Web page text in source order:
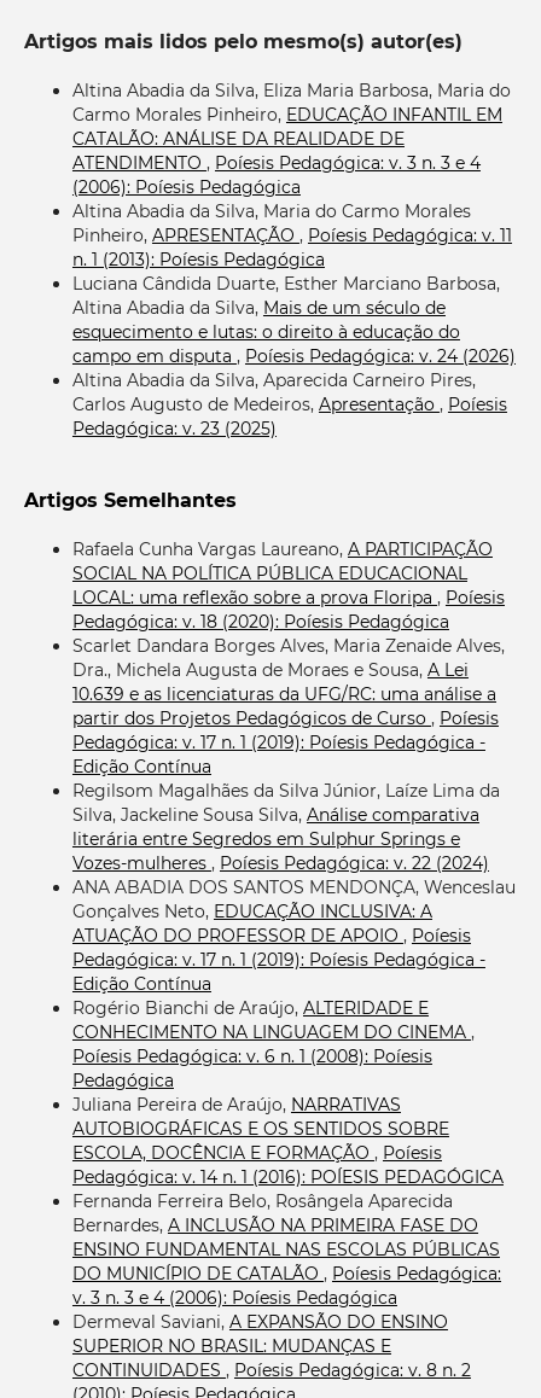
Artigos mais lidos pelo mesmo(s) autor(es)
Altina Abadia da Silva, Eliza Maria Barbosa, Maria do
Carmo Morales Pinheiro, EDUCAÇÃO INFANTIL EM
CATALÃO: ANÁLISE DA REALIDADE DE
ATENDIMENTO , Poíesis Pedagógica: v. 3 n. 3 e 4
(2006): Poíesis Pedagógica
Altina Abadia da Silva, Maria do Carmo Morales
Pinheiro, APRESENTAÇÃO , Poíesis Pedagógica: v. 11
n. 1 (2013): Poíesis Pedagógica
Luciana Cândida Duarte, Esther Marciano Barbosa,
Altina Abadia da Silva, Mais de um século de
esquecimento e lutas: o direito à educação do
campo em disputa , Poíesis Pedagógica: v. 24 (2026)
Altina Abadia da Silva, Aparecida Carneiro Pires,
Carlos Augusto de Medeiros, Apresentação , Poíesis
Pedagógica: v. 23 (2025)
Artigos Semelhantes
Rafaela Cunha Vargas Laureano, A PARTICIPAÇÃO
SOCIAL NA POLÍTICA PÚBLICA EDUCACIONAL
LOCAL: uma reflexão sobre a prova Floripa , Poíesis
Pedagógica: v. 18 (2020): Poíesis Pedagógica
Scarlet Dandara Borges Alves, Maria Zenaide Alves,
Dra., Michela Augusta de Moraes e Sousa, A Lei
10.639 e as licenciaturas da UFG/RC: uma análise a
partir dos Projetos Pedagógicos de Curso , Poíesis
Pedagógica: v. 17 n. 1 (2019): Poíesis Pedagógica -
Edição Contínua
Regilsom Magalhães da Silva Júnior, Laíze Lima da
Silva, Jackeline Sousa Silva, Análise comparativa
literária entre Segredos em Sulphur Springs e
Vozes-mulheres , Poíesis Pedagógica: v. 22 (2024)
ANA ABADIA DOS SANTOS MENDONÇA, Wenceslau
Gonçalves Neto, EDUCAÇÃO INCLUSIVA: A
ATUAÇÃO DO PROFESSOR DE APOIO , Poíesis
Pedagógica: v. 17 n. 1 (2019): Poíesis Pedagógica -
Edição Contínua
Rogério Bianchi de Araújo, ALTERIDADE E
CONHECIMENTO NA LINGUAGEM DO CINEMA ,
Poíesis Pedagógica: v. 6 n. 1 (2008): Poíesis
Pedagógica
Juliana Pereira de Araújo, NARRATIVAS
AUTOBIOGRÁFICAS E OS SENTIDOS SOBRE
ESCOLA, DOCÊNCIA E FORMAÇÃO , Poíesis
Pedagógica: v. 14 n. 1 (2016): POÍESIS PEDAGÓGICA
Fernanda Ferreira Belo, Rosângela Aparecida
Bernardes, A INCLUSÃO NA PRIMEIRA FASE DO
ENSINO FUNDAMENTAL NAS ESCOLAS PÚBLICAS
DO MUNICÍPIO DE CATALÃO , Poíesis Pedagógica:
v. 3 n. 3 e 4 (2006): Poíesis Pedagógica
Dermeval Saviani, A EXPANSÃO DO ENSINO
SUPERIOR NO BRASIL: MUDANÇAS E
CONTINUIDADES , Poíesis Pedagógica: v. 8 n. 2